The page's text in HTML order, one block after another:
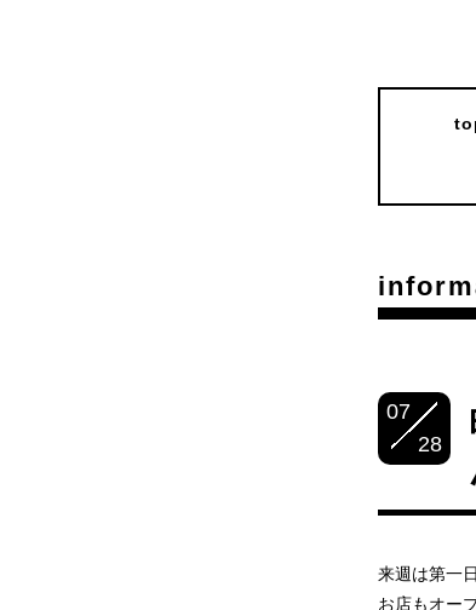
07
28
来週は第一
お店もオー